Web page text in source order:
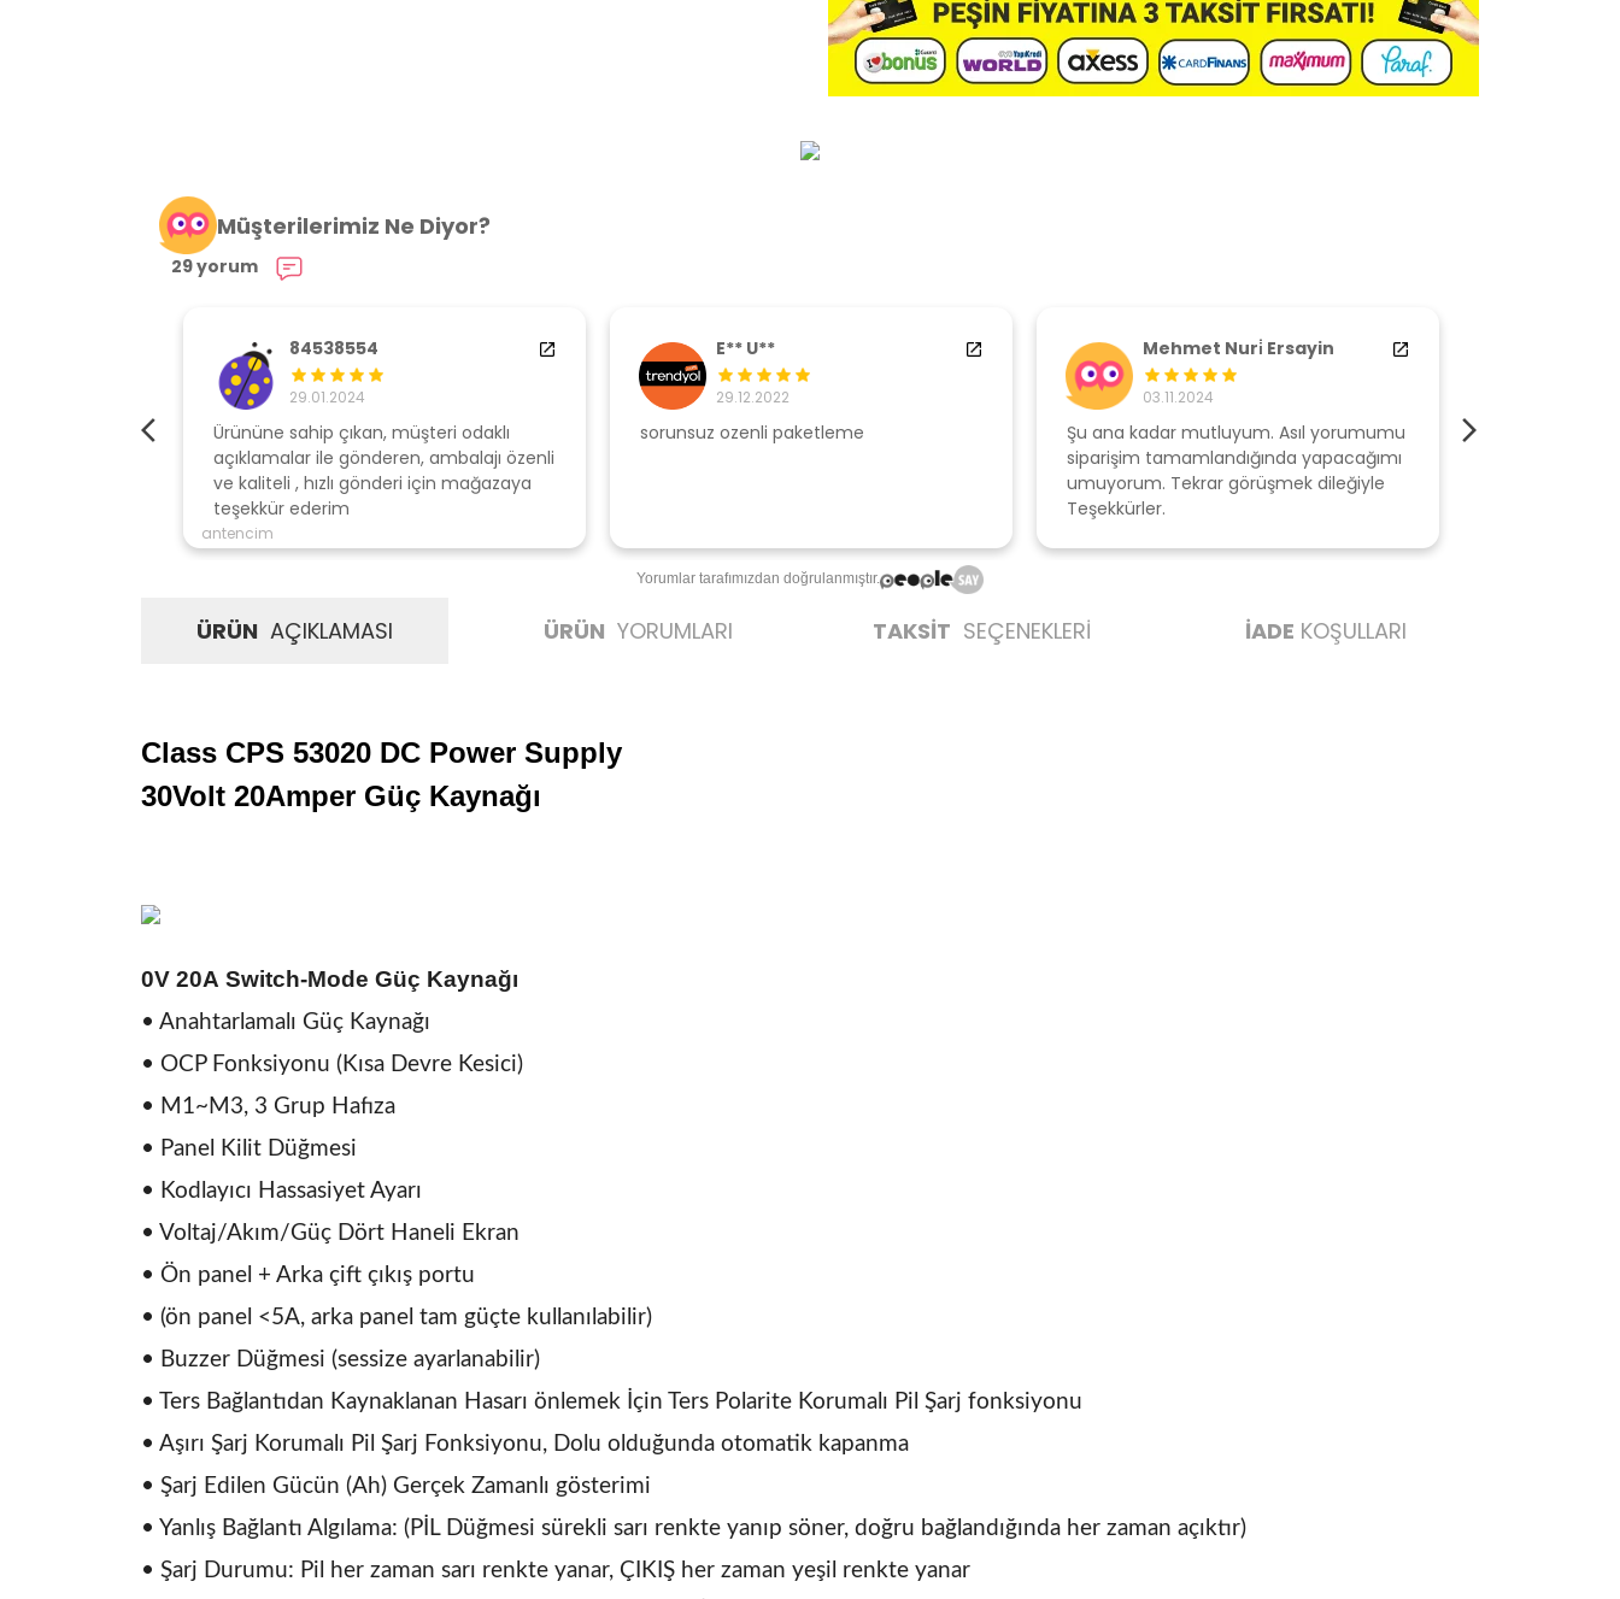
Müşterilerimiz Ne Diyor?
29 yorum
84538554
29.01.2024
Ürününe sahip çıkan, müşteri odaklı
açıklamalar ile gönderen, ambalajı özenli
ve kaliteli , hızlı gönderi için mağazaya
teşekkür ederim
antencim
E** U**
29.12.2022
sorunsuz ozenli paketleme
Mehmet Nuri̇ Ersayin
03.11.2024
Şu ana kadar mutluyum. Asıl yorumumu
siparişim tamamlandığında yapacağımı
umuyorum. Tekrar görüşmek dileğiyle
Teşekkürler.
Yorumlar tarafımızdan doğrulanmıştır.
ÜRÜN AÇIKLAMASI ÜRÜN YORUMLARI TAKSİT SEÇENEKLERİ İADE KOŞULLARI
Class CPS 53020 DC Power Supply
30Volt 20Amper Güç Kaynağı
0V 20A Switch-Mode Güç Kaynağı
• Anahtarlamalı Güç Kaynağı
• OCP Fonksiyonu (Kısa Devre Kesici)
• M1~M3, 3 Grup Hafıza
• Panel Kilit Düğmesi
• Kodlayıcı Hassasiyet Ayarı
• Voltaj/Akım/Güç Dört Haneli Ekran
• Ön panel + Arka çift çıkış portu
• (ön panel <5A, arka panel tam güçte kullanılabilir)
• Buzzer Düğmesi (sessize ayarlanabilir)
• Ters Bağlantıdan Kaynaklanan Hasarı önlemek İçin Ters Polarite Korumalı Pil Şarj fonksiyonu
• Aşırı Şarj Korumalı Pil Şarj Fonksiyonu, Dolu olduğunda otomatik kapanma
• Şarj Edilen Gücün (Ah) Gerçek Zamanlı gösterimi
• Yanlış Bağlantı Algılama: (PİL Düğmesi sürekli sarı renkte yanıp söner, doğru bağlandığında her zaman açıktır)
• Şarj Durumu: Pil her zaman sarı renkte yanar, ÇIKIŞ her zaman yeşil renkte yanar